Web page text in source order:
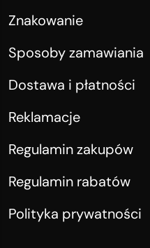
Znakowanie
Sposoby zamawiania
Dostawa i płatności
Reklamacje
Regulamin zakupów
Regulamin rabatów
Polityka prywatności